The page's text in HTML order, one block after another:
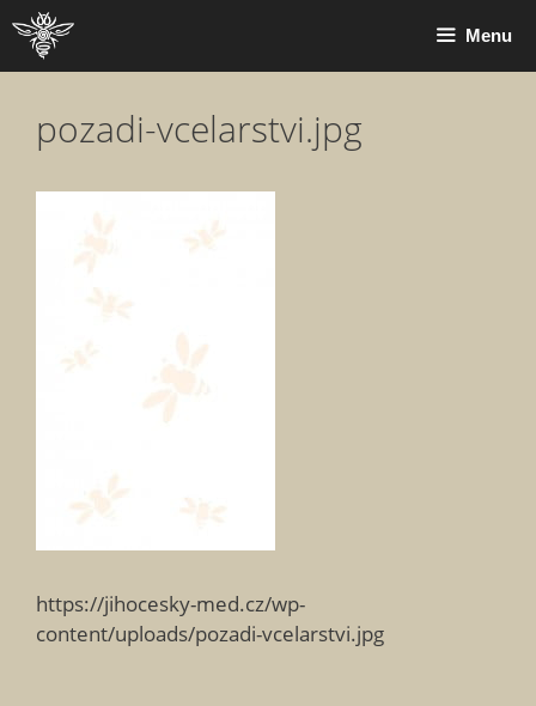
Přeskočit
na
obsah
Menu
pozadi-vcelarstvi.jpg
https://jihocesky-med.cz/wp-
content/uploads/pozadi-vcelarstvi.jpg